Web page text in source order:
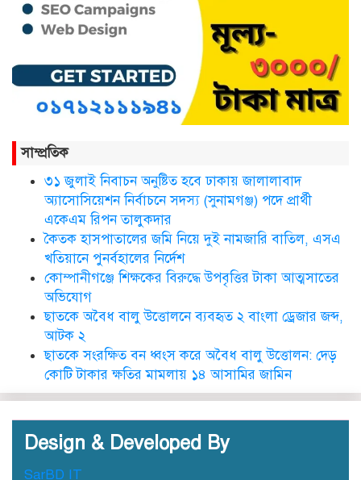
সিলেট ওসমানী আন্তর্জাতিক
বিমানবন্দরে সংবর্ধিত হলেন আওলাদ
আলী রেজা
নতুন জেলা প্রশাসকের যোগদান,
ছাতকে এক শিক্ষিকা ভারতে টাটা
হাসপাতালে ভতি
ছাত‌কে দৈনিক সুনামকণ্ঠ’র সপ্তম
ডা. নার্গিস বাহার চৌধুরীর ইন্তেকাল
সাম্প্রতিক
৩১ জুলাই নিবাচন অনু‌ষ্টিত হ‌বে ঢাকায় জালালাবাদ
অ্যাসোসিয়েশন নির্বাচনে সদস্য (সুনামগঞ্জ) পদে প্রার্থী
একেএম রিপন তালুকদার
কৈতক হাসপাতালের জমি নিয়ে দুই নামজারি বাতিল, এসএ
খতিয়ানে পুনর্বহালের নির্দেশ
কোম্পানীগঞ্জে শিক্ষকের বিরুদ্ধে উপবৃত্তির টাকা আত্মসাতের
অভিযোগ
ছাতকে অবৈধ বালু উত্তোলনে ব্যবহৃত ২ বাংলা ড্রেজার জব্দ,
আটক ২
ছাতকে সংরক্ষিত বন ধ্বংস করে অবৈধ বালু উত্তোলন: দেড়
কোটি টাকার ক্ষতির মামলায় ১৪ আসামির জামিন
Design & Developed By
SarBD IT